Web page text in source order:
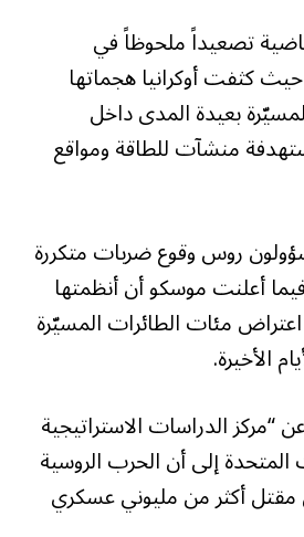
تصعيداً ملحوظاً في
كثفت أوكرانيا هجماتها
بعيدة المدى داخل
منشآت للطاقة ومواقع
روس وقوع ضربات متكررة
أعلنت موسكو أن أنظمتها
مئات الطائرات المسيّرة
الأخيرة.
“مركز الدراسات الاستراتيجية
المتحدة إلى أن الحرب الروسية
مقتل أكثر من مليوني عسكري